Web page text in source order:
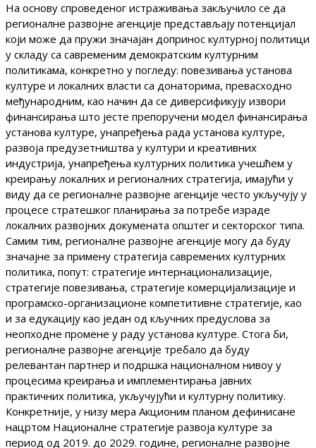
На основу спроведеног истраживања закључило се да
регионалне развојне агенције представљају потенцијал
који може да пружи значајан допринос културној политици
у складу са савременим демократским културним
политикама, конкретно у погледу: повезивања установа
културе и локалних власти са донаторима, превасходно
међународним, као начин да се диверсификују извори
финансирања што јесте препоручени модел финансирања
установа културе, унапређења рада установа културе,
развоја предузетништва у култури и креативних
индустрија, унапређења културних политика учешћем у
креирању локалних и регионалних стратегија, имајући у
виду да се регионалне развојне агенције често укључују у
процесе стратешког планирања за потребе израде
локалних развојних докумeната општег и секторског типа.
Самим тим, регионалне развојне агенције могу да буду
значајне за примену стратегија савремених културних
политика, попут: стратегије интернационализације,
стратегије повезивања, стратегије комерцијализације и
програмско-организационе компетитивне стратегије, као
и за едукацију као један од кључних предуслова за
неопходне промене у раду установа културе. Стога би,
регионалне развојне агенције требало да буду
релевантан партнер и подршка националном нивоу у
процесима креирања и имплементирања јавних
практичних политика, укључујући и културну политику.
Конкретније, у низу мера Акционим планом дефинисане
нацртом Националне стратегије развоја културе за
период од 2019. до 2029. године, регионалне развојне